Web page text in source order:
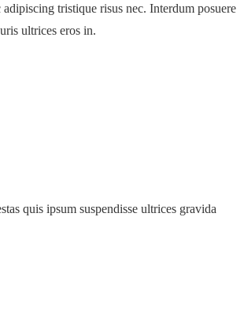
tristique risus nec. Interdum posuere
ultrices eros in.
quis ipsum suspendisse ultrices gravida